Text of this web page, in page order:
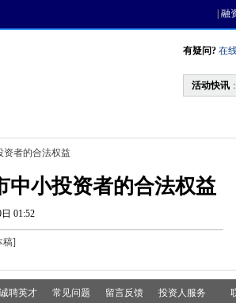
融
有疑问? 在
活动快讯 ：
资者的合法权益
中小投资者的合法权益
01:52
稿]
诚聘英才 常见问题 留言反馈 投资人服务